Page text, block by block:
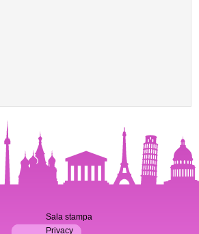
Sala stampa
Privacy